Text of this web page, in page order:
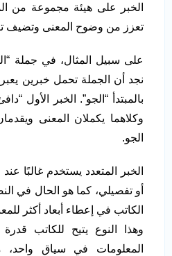
الخبر على هيئة مجموعة من
تعزز من وضوح المعنى وتضيف
على سبيل المثال، في جملة
نجد أن الجملة تحمل خبرين
بالمبتدأ “الجو”. الخبر الأول
وكلاهما يكملان المعنى
الجو.
الخبر المتعدد يستخدم غالبًا
أو تفصيلي، كما هو الحال في
الكاتب في إعطاء أبعاد أكثر
وهذا النوع يتيح للكاتب
المعلومات في سياق واحد،